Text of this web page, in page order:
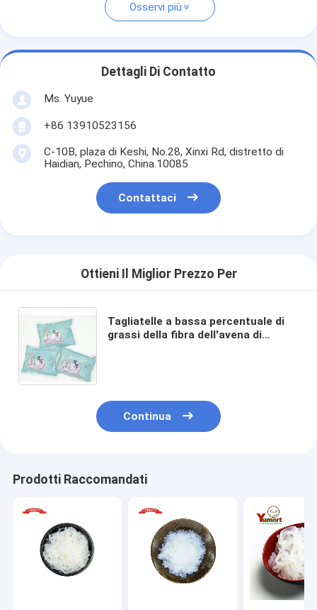
Osservi più
Dettagli Di Contatto
Ms. Yuyue
+86 13910523156
C-10B, plaza di Keshi, No.28, Xinxi Rd, distretto di
Haidian, Pechino, China.10085
Contattaci
Ottieni Il Miglior Prezzo Per
Tagliatelle a bassa percentuale di
grassi della fibra dell'avena di
Continua
Prodotti Raccomandati